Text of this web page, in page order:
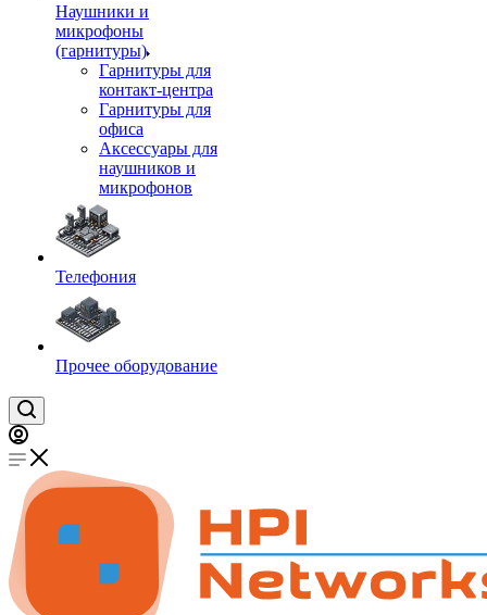
Наушники и
микрофоны
(гарнитуры)
Гарнитуры для
контакт-центра
Гарнитуры для
офиса
Аксессуары для
наушников и
микрофонов
Телефония
Прочее оборудование